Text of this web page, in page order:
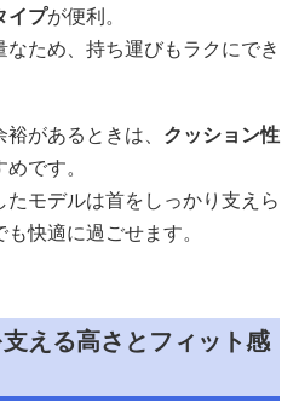
イプが便利。
ため、持ち運びもラクにでき
があるときは、 クッション性
です。
モデルは首をしっかり支えら
快適に過ごせます。
える高さとフィット感